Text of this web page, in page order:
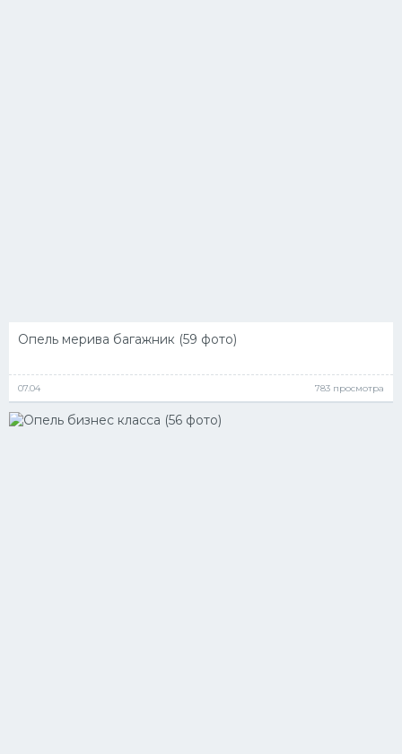
Опель мерива багажник (59 фото)
07.04 783 просмотра